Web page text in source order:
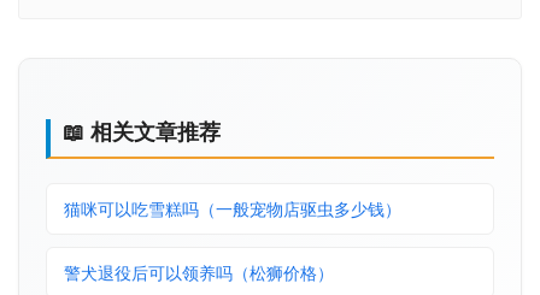
📖 相关文章推荐
猫咪可以吃雪糕吗（一般宠物店驱虫多少钱）
警犬退役后可以领养吗（松狮价格）